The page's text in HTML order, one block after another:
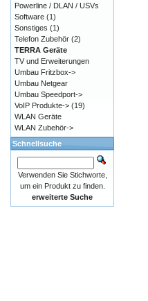
Powerline / DLAN / USVs
Software (1)
Sonstiges (1)
Telefon Zubehör (2)
TERRA Geräte
TV und Erweiterungen
Umbau Fritzbox->
Umbau Netgear
Umbau Speedport->
VoIP Produkte-> (19)
WLAN Geräte
WLAN Zubehör->
Schnellsuche
Verwenden Sie Stichworte,
um ein Produkt zu finden.
erweiterte Suche